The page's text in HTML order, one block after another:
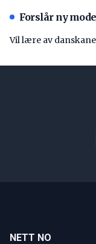
Forslår ny
Vil lære av
NETT NO